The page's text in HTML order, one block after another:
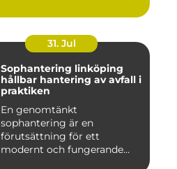
31. Jul
Sophantering linköping
hållbar hantering av avfall i
praktiken
En genomtänkt
sophantering är en
förutsättning för ett
modernt och fungerande